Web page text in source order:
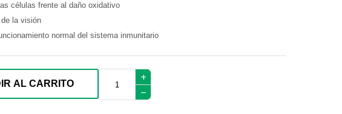
células frente al daño oxidativo
la visión
normal del sistema inmunitario
AL CARRITO
add
remove